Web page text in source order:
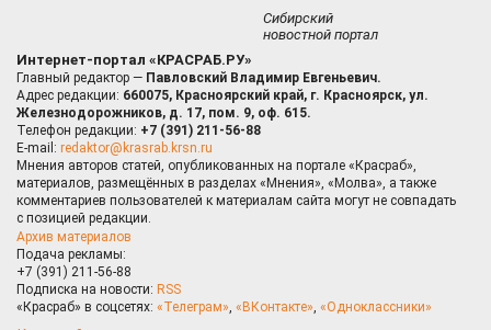
Сибирский
новостной портал
Интернет-портал «КРАСРАБ.РУ»
Главный редактор — Павловский Владимир Евгеньевич.
Адрес редакции: 660075, Красноярский край, г. Красноярск, ул.
Железнодорожников, д. 17, пом. 9, оф. 615.
Телефон редакции: +7 (391) 211-56-88
E-mail: redaktor@krasrab.krsn.ru
Мнения авторов статей, опубликованных на портале «Красраб»,
материалов, размещённых в разделах «Мнения», «Молва», а также
комментариев пользователей к материалам сайта могут не совпадать
с позицией редакции.
Архив материалов
Подача рекламы:
+7 (391) 211-56-88
Подписка на новости: RSS
«Красраб» в соцсетях: «Телеграм», «ВКонтакте», «Одноклассники»